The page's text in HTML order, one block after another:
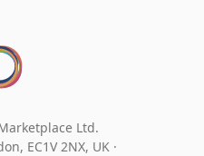
Ltd.
EC1V 2NX, UK ·